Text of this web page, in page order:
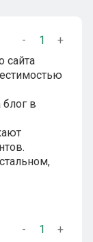
- 1
+
сайта
блог в
- 1
+